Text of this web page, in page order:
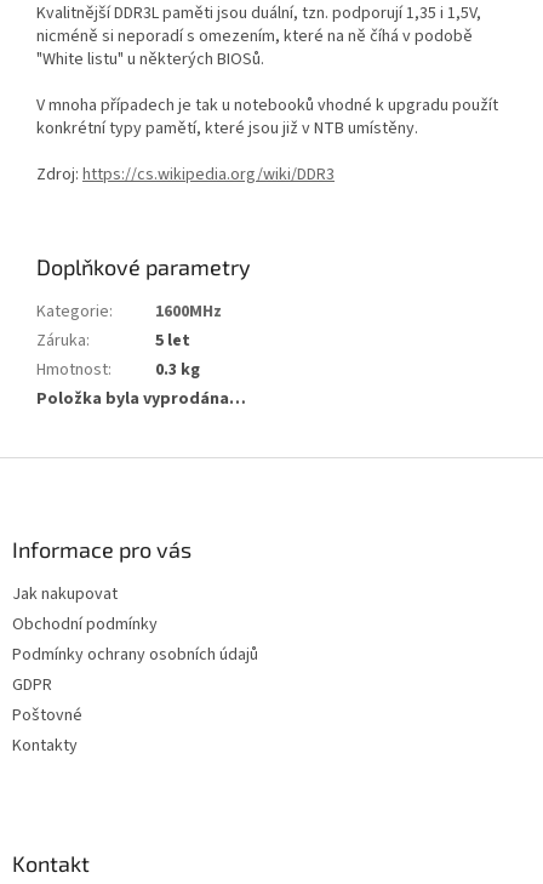
Kvalitnější DDR3L paměti jsou duální, tzn. podporují 1,35 i 1,5V,
nicméně si neporadí s omezením, které na ně číhá v podobě
"White listu" u některých BIOSů.
V mnoha případech je tak u notebooků vhodné k upgradu použít
konkrétní typy pamětí, které jsou již v NTB umístěny.
Zdroj: https://cs.wikipedia.org/wiki/DDR3
Doplňkové parametry
Kategorie:
1600MHz
Záruka:
5 let
Hmotnost:
0.3 kg
Položka byla vyprodána…
Informace pro vás
Jak nakupovat
Obchodní podmínky
Podmínky ochrany osobních údajů
GDPR
Poštovné
Kontakty
Kontakt